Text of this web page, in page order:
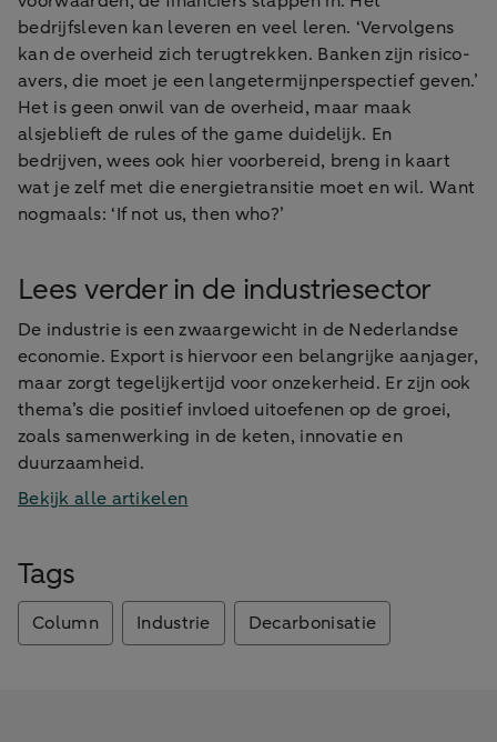
bedrijfsleven kan leveren en veel leren. ‘Vervolgens
kan de overheid zich terugtrekken. Banken zijn risico-
avers, die moet je een langetermijnperspectief geven.’
Het is geen onwil van de overheid, maar maak
alsjeblieft de rules of the game duidelijk. En
bedrijven, wees ook hier voorbereid, breng in kaart
wat je zelf met die energietransitie moet en wil. Want
nogmaals: ‘If not us, then who?’
Lees verder in de industriesector
De industrie is een zwaargewicht in de Nederlandse
economie. Export is hiervoor een belangrijke aanjager,
maar zorgt tegelijkertijd voor onzekerheid. Er zijn ook
thema’s die positief invloed uitoefenen op de groei,
zoals samenwerking in de keten, innovatie en
duurzaamheid.
Bekijk alle artikelen
Tags
Column Industrie Decarbonisatie